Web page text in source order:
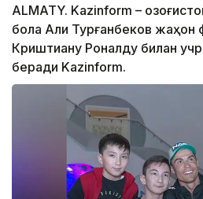
ALMATY. Kazinform –
бола Али Турғанбеков жаҳон
Криштиану Роналду билан
беради Kazinform.